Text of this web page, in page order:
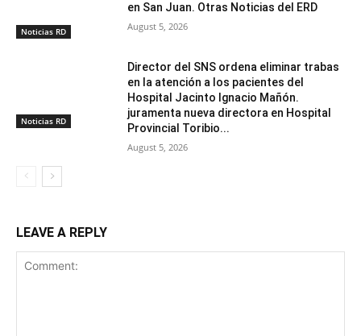
Noticias RD
en San Juan. Otras Noticias del ERD
August 5, 2026
Noticias RD
Director del SNS ordena eliminar trabas
en la atención a los pacientes del
Hospital Jacinto Ignacio Mañón.
juramenta nueva directora en Hospital
Provincial Toribio...
August 5, 2026
LEAVE A REPLY